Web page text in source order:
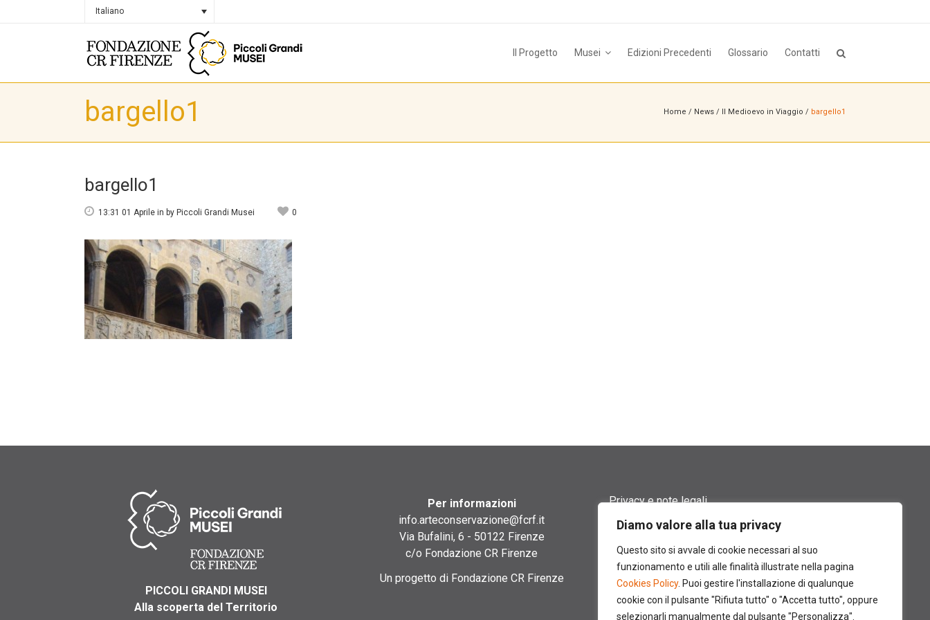
Diamo valore alla tua privacy
Questo sito si avvale di cookie necessari al suo
funzionamento e utili alle finalità illustrate nella pagina
Cookies Policy. Puoi gestire l'installazione di qualunque
cookie con il pulsante "Rifiuta tutto" o "Accetta tutto", oppure
selezionarli manualmente dal pulsante "Personalizza".
Italiano
Il Progetto Musei Edizioni Precedenti Glossario Contatti
bargello1 Home / News / Il Medioevo in Viaggio / bargello1
bargello1
13:31 01 Aprile in by Piccoli Grandi Musei 0
PICCOLI GRANDI MUSEI
Alla scoperta del Territorio
Per informazioni
info.arteconservazione@fcrf.it
Via Bufalini, 6 - 50122 Firenze
c/o Fondazione CR Firenze
Un progetto di Fondazione CR Firenze
Privacy e note legali
Termini di utilizzo
Cookie policy
Contatti